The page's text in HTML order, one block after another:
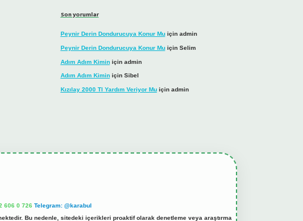
Son yorumlar
Peynir Derin Dondurucuya Konur Muiçin admin
Peynir Derin Dondurucuya Konur Muiçin Selim
Adım Adım Kiminiçin admin
Adım Adım Kiminiçin Sibel
Kızılay 2000 Tl Yardım Veriyor Muiçin admin
606 0 726 Telegram: @karabul
Bu nedenle, sitedeki içerikleri proaktif olarak denetleme veya araştırma